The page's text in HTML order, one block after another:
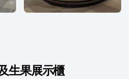
生果展示櫃